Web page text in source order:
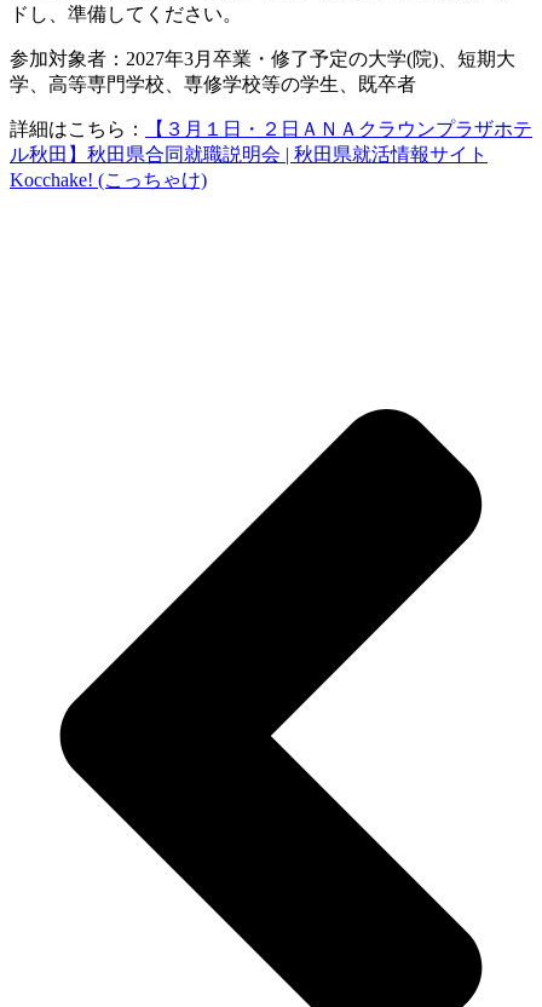
ドし、準備してください。
参加対象者：2027年3月卒業・修了予定の大学(院)、短期大
学、高等専門学校、専修学校等の学生、既卒者
詳細はこちら：
【３月１日・２日ＡＮＡクラウンプラザホテ
ル秋田】秋田県合同就職説明会 | 秋田県就活情報サイト
Kocchake! (こっちゃけ)